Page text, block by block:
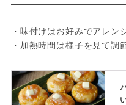
・味付けはお好みでアレン
・加熱時間は様子を見て調